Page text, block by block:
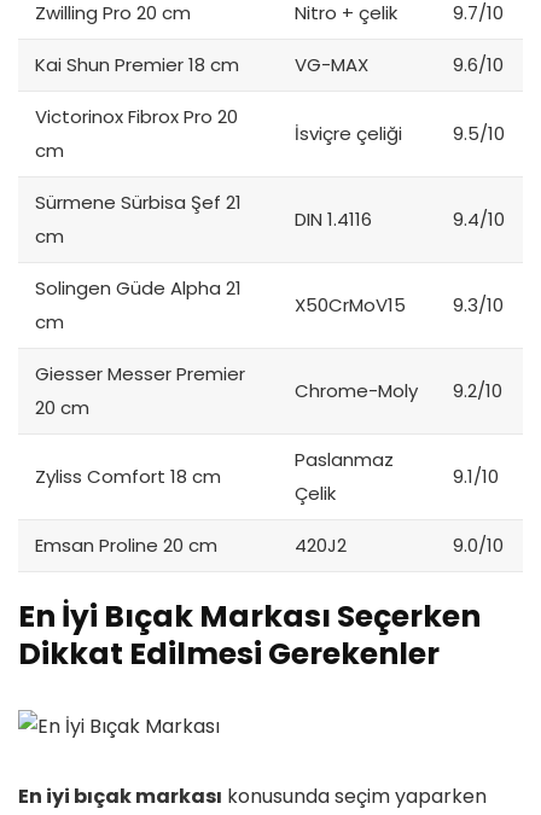
Zwilling Pro 20 cm Nitro + çelik 9.7/10
Kai Shun Premier 18 cm VG-MAX 9.6/10
Victorinox Fibrox Pro 20
cm
İsviçre çeliği 9.5/10
Sürmene Sürbisa Şef 21
cm
DIN 1.4116 9.4/10
Solingen Güde Alpha 21
cm
X50CrMoV15 9.3/10
Giesser Messer Premier
20 cm
Chrome-Moly 9.2/10
Zyliss Comfort 18 cm
Paslanmaz
Çelik
9.1/10
Emsan Proline 20 cm 420J2 9.0/10
En İyi Bıçak Markası Seçerken
Dikkat Edilmesi Gerekenler
En iyi bıçak markası konusunda seçim yaparken